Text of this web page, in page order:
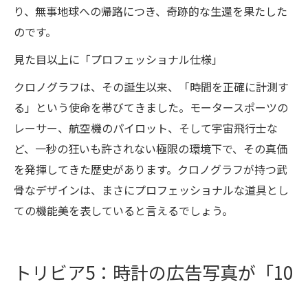
り、無事地球への帰路につき、奇跡的な生還を果たした
のです。
見た目以上に「プロフェッショナル仕様」
クロノグラフは、その誕生以来、「時間を正確に計測す
る」という使命を帯びてきました。モータースポーツの
レーサー、航空機のパイロット、そして宇宙飛行士な
ど、一秒の狂いも許されない極限の環境下で、その真価
を発揮してきた歴史があります。クロノグラフが持つ武
骨なデザインは、まさにプロフェッショナルな道具とし
ての機能美を表していると言えるでしょう。
トリビア5：時計の広告写真が「10